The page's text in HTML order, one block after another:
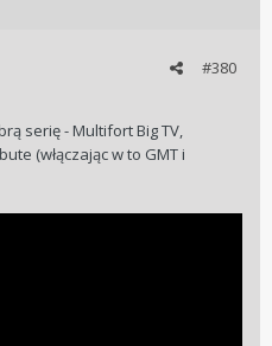
#380
serię - Multifort Big TV,
(włączając w to GMT i